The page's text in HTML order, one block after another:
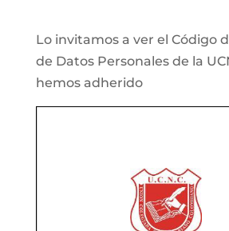
Lo invitamos a ver el Código
de Datos Personales de la
hemos adherido